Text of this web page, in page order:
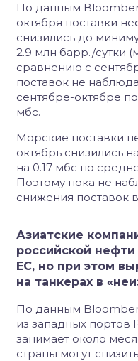
По данным
октября поставки
снизились до
2.9 млн барр./сутки
сравнению с
поставок не
сентябре-октябре
мбс.
Морские поставки
октябрь снизились
на 0.17 мбс по
Поэтому пока не
снижения поставок
Азиатские
российской
ЕС, но при этом
на танкерах в
По данным
из западных
занимает около
страны могут